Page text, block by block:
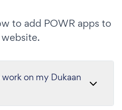
to add POWR apps to
on my Dukaan